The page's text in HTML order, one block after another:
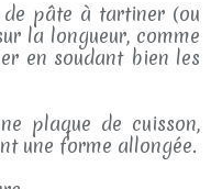
pâte à tartiner (ou
la longueur, comme
en soudant bien les
plaque de cuisson,
une forme allongée.